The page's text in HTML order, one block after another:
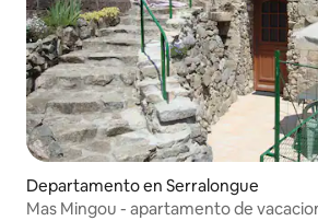
Departamento en Serralongue
Mas Mingou - apartamento de